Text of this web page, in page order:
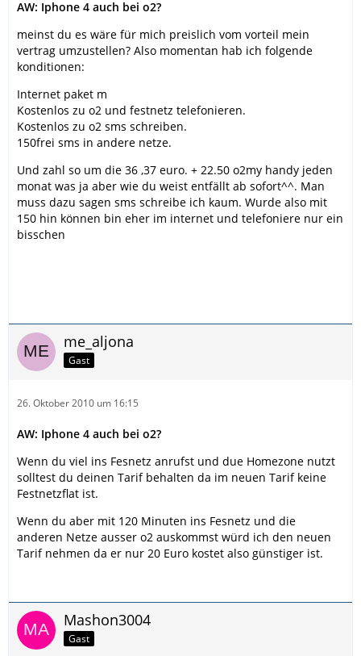
AW: Iphone 4 auch bei o2?
meinst du es wäre für mich preislich vom vorteil mein
vertrag umzustellen? Also momentan hab ich folgende
konditionen:
Internet paket m
Kostenlos zu o2 und festnetz telefonieren.
Kostenlos zu o2 sms schreiben.
150frei sms in andere netze.
Und zahl so um die 36 ,37 euro. + 22.50 o2my handy jeden
monat was ja aber wie du weist entfällt ab sofort^^. Man
muss dazu sagen sms schreibe ich kaum. Wurde also mit
150 hin können bin eher im internet und telefoniere nur ein
bisschen
me_aljona
Gast
26. Oktober 2010 um 16:15
AW: Iphone 4 auch bei o2?
Wenn du viel ins Fesnetz anrufst und due Homezone nutzt
solltest du deinen Tarif behalten da im neuen Tarif keine
Festnetzflat ist.
Wenn du aber mit 120 Minuten ins Fesnetz und die
anderen Netze ausser o2 auskommst würd ich den neuen
Tarif nehmen da er nur 20 Euro kostet also günstiger ist.
Mashon3004
Gast